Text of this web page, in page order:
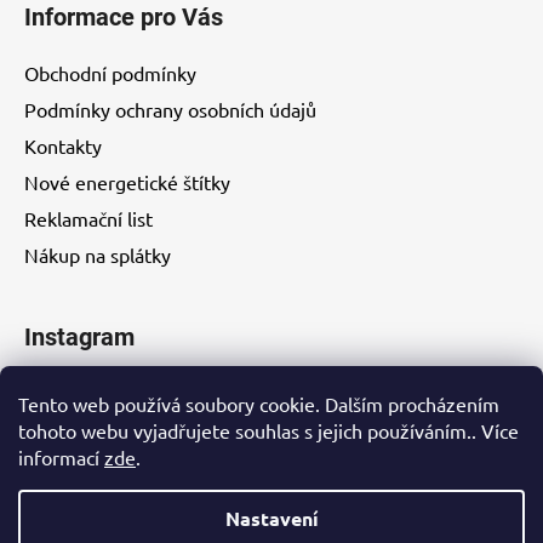
Tento web používá soubory cookie. Dalším procházením
tohoto webu vyjadřujete souhlas s jejich používáním.. Více
informací zde.
Nastavení
Informace pro Vás
Obchodní podmínky
Podmínky ochrany osobních údajů
Kontakty
Nové energetické štítky
Reklamační list
Nákup na splátky
Instagram